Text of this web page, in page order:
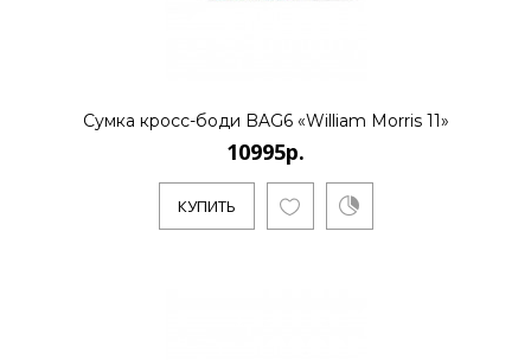
КУПИТЬ
Сумка кросс-боди BAG6 «William Morris 11»
10995р.
КУПИТЬ